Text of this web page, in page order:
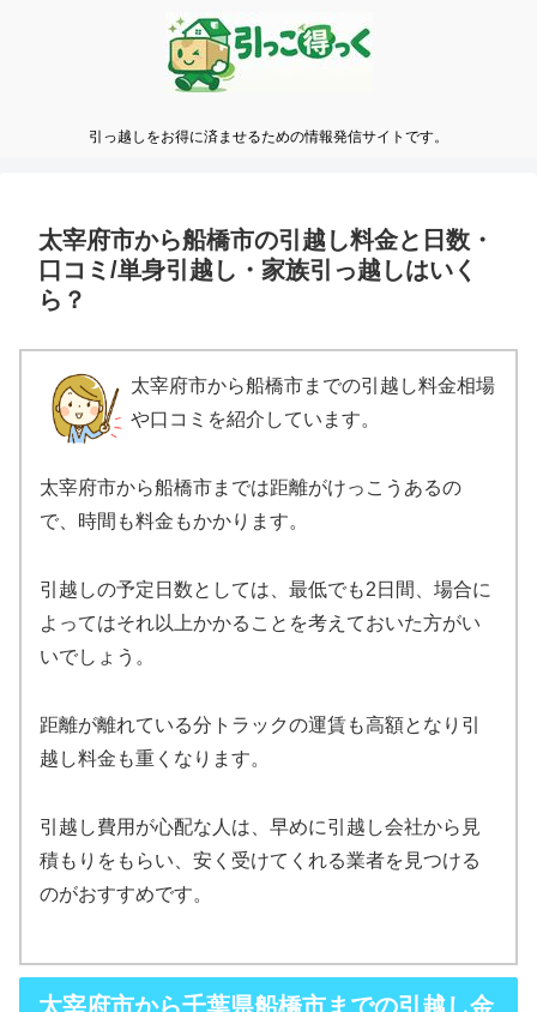
引っ越しをお得に済ませるための情報発信サイトです。
太宰府市から船橋市の引越し料金と日数・
口コミ/単身引越し・家族引っ越しはいく
ら？
太宰府市から船橋市までの引越し料金相場
や口コミを紹介しています。
太宰府市から船橋市までは距離がけっこうあるの
で、時間も料金もかかります。
引越しの予定日数としては、最低でも2日間、場合に
よってはそれ以上かかることを考えておいた方がい
いでしょう。
距離が離れている分トラックの運賃も高額となり引
越し料金も重くなります。
引越し費用が心配な人は、早めに引越し会社から見
積もりをもらい、安く受けてくれる業者を見つける
のがおすすめです。
太宰府市から千葉県船橋市までの引越し金